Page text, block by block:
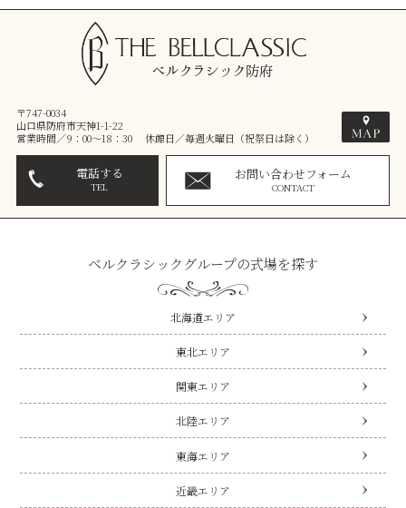
〒747-0034
山口県防府市天神1-1-22
営業時間／9：00～18：30 休館日／毎週火曜日（祝祭日は除く）
電話する
TEL
お問い合わせフォーム
CONTACT
ベルクラシックグループの式場を探す
北海道エリア
東北エリア
関東エリア
北陸エリア
東海エリア
近畿エリア